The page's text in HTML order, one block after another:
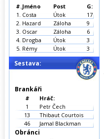
#.Jméno Post
G:
1. Costa Útok
17
2. Hazard Záloha
9
3. Oscar Záloha
6
4. Drogba Útok
3
5. Rémy Útok 3
Sestava:
Brankáři
#
Hráč:
1
Petr Čech
13
Thibaut Courtois
46
Jamal Blackman
Obránci